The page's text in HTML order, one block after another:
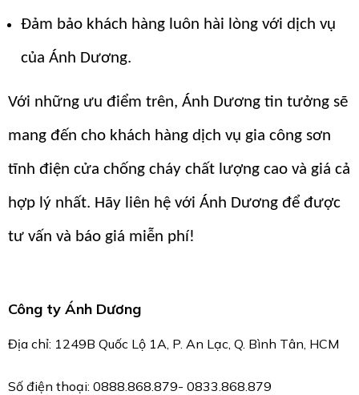
Đảm bảo khách hàng luôn hài lòng với dịch vụ
của Ánh Dương.
Với những ưu điểm trên, Ánh Dương tin tưởng sẽ
mang đến cho khách hàng dịch vụ gia công sơn
tĩnh điện cửa chống cháy chất lượng cao và giá cả
hợp lý nhất. Hãy liên hệ với Ánh Dương để được
tư vấn và báo giá miễn phí!
Công ty Ánh Dương
Địa chỉ: 1249B Quốc Lộ 1A, P. An Lạc, Q. Bình Tân, HCM
Số điện thoại: 0888.868.879- 0833.868.879